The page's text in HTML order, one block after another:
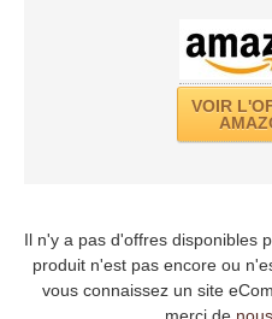
VOIR
Il n'y a pas d'offres disponibles
produit n'est pas encore ou
vous connaissez un site